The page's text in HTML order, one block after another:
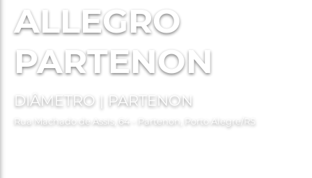
ALLEGRO
PARTENON
DIÂMETRO | PARTENON
Rua Machado de Assis, 64 - Partenon, Porto Alegre/RS